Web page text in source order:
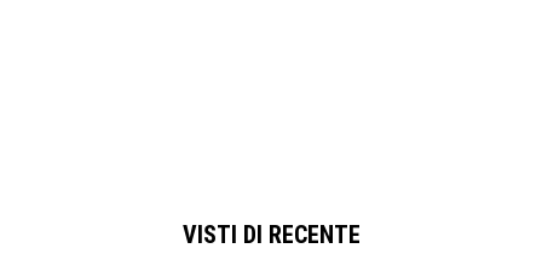
VISTI DI RECENTE